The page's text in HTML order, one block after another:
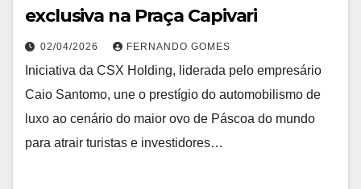
exclusiva na Praça Capivari
02/04/2026 FERNANDO GOMES
Iniciativa da CSX Holding, liderada pelo empresário
Caio Santomo, une o prestígio do automobilismo de
luxo ao cenário do maior ovo de Páscoa do mundo
para atrair turistas e investidores…